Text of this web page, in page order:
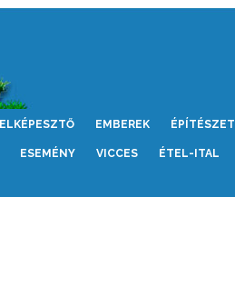
ELKÉPESZTŐ EMBEREK ÉPÍTÉSZET
ESEMÉNY VICCES ÉTEL-ITAL